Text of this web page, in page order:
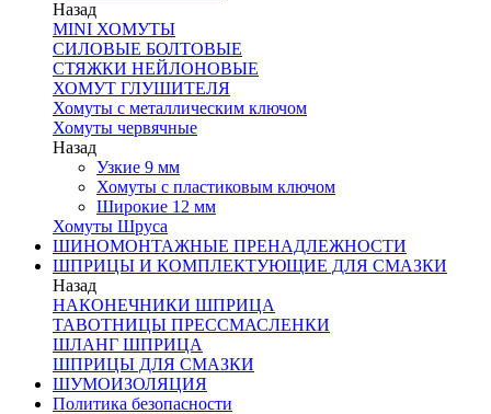
Назад
MINI ХОМУТЫ
СИЛОВЫЕ БОЛТОВЫЕ
СТЯЖКИ НЕЙЛОНОВЫЕ
ХОМУТ ГЛУШИТЕЛЯ
Хомуты с металлическим ключом
Хомуты червячные
Назад
Узкие 9 мм
Хомуты с пластиковым ключом
Широкие 12 мм
Хомуты Шруса
ШИНОМОНТАЖНЫЕ ПРЕНАДЛЕЖНОСТИ
ШПРИЦЫ И КОМПЛЕКТУЮЩИЕ ДЛЯ СМАЗКИ
Назад
НАКОНЕЧНИКИ ШПРИЦА
ТАВОТНИЦЫ ПРЕССМАСЛЕНКИ
ШЛАНГ ШПРИЦА
ШПРИЦЫ ДЛЯ СМАЗКИ
ШУМОИЗОЛЯЦИЯ
Политика безопасности